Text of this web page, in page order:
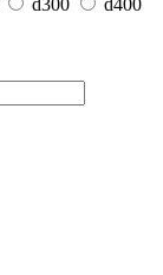
d300
d400